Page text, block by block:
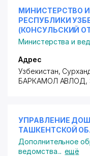
МИНИСТЕРСТВО
РЕСПУБЛИКИ
(КОНСУЛЬСКИЙ
Министерства и
Адрес
Узбекистан,
БАРКАМОЛ АВЛОД,
УПРАВЛЕНИЕ
ТАШКЕНТСКОЙ
Дополнительное
ведомства... ещё